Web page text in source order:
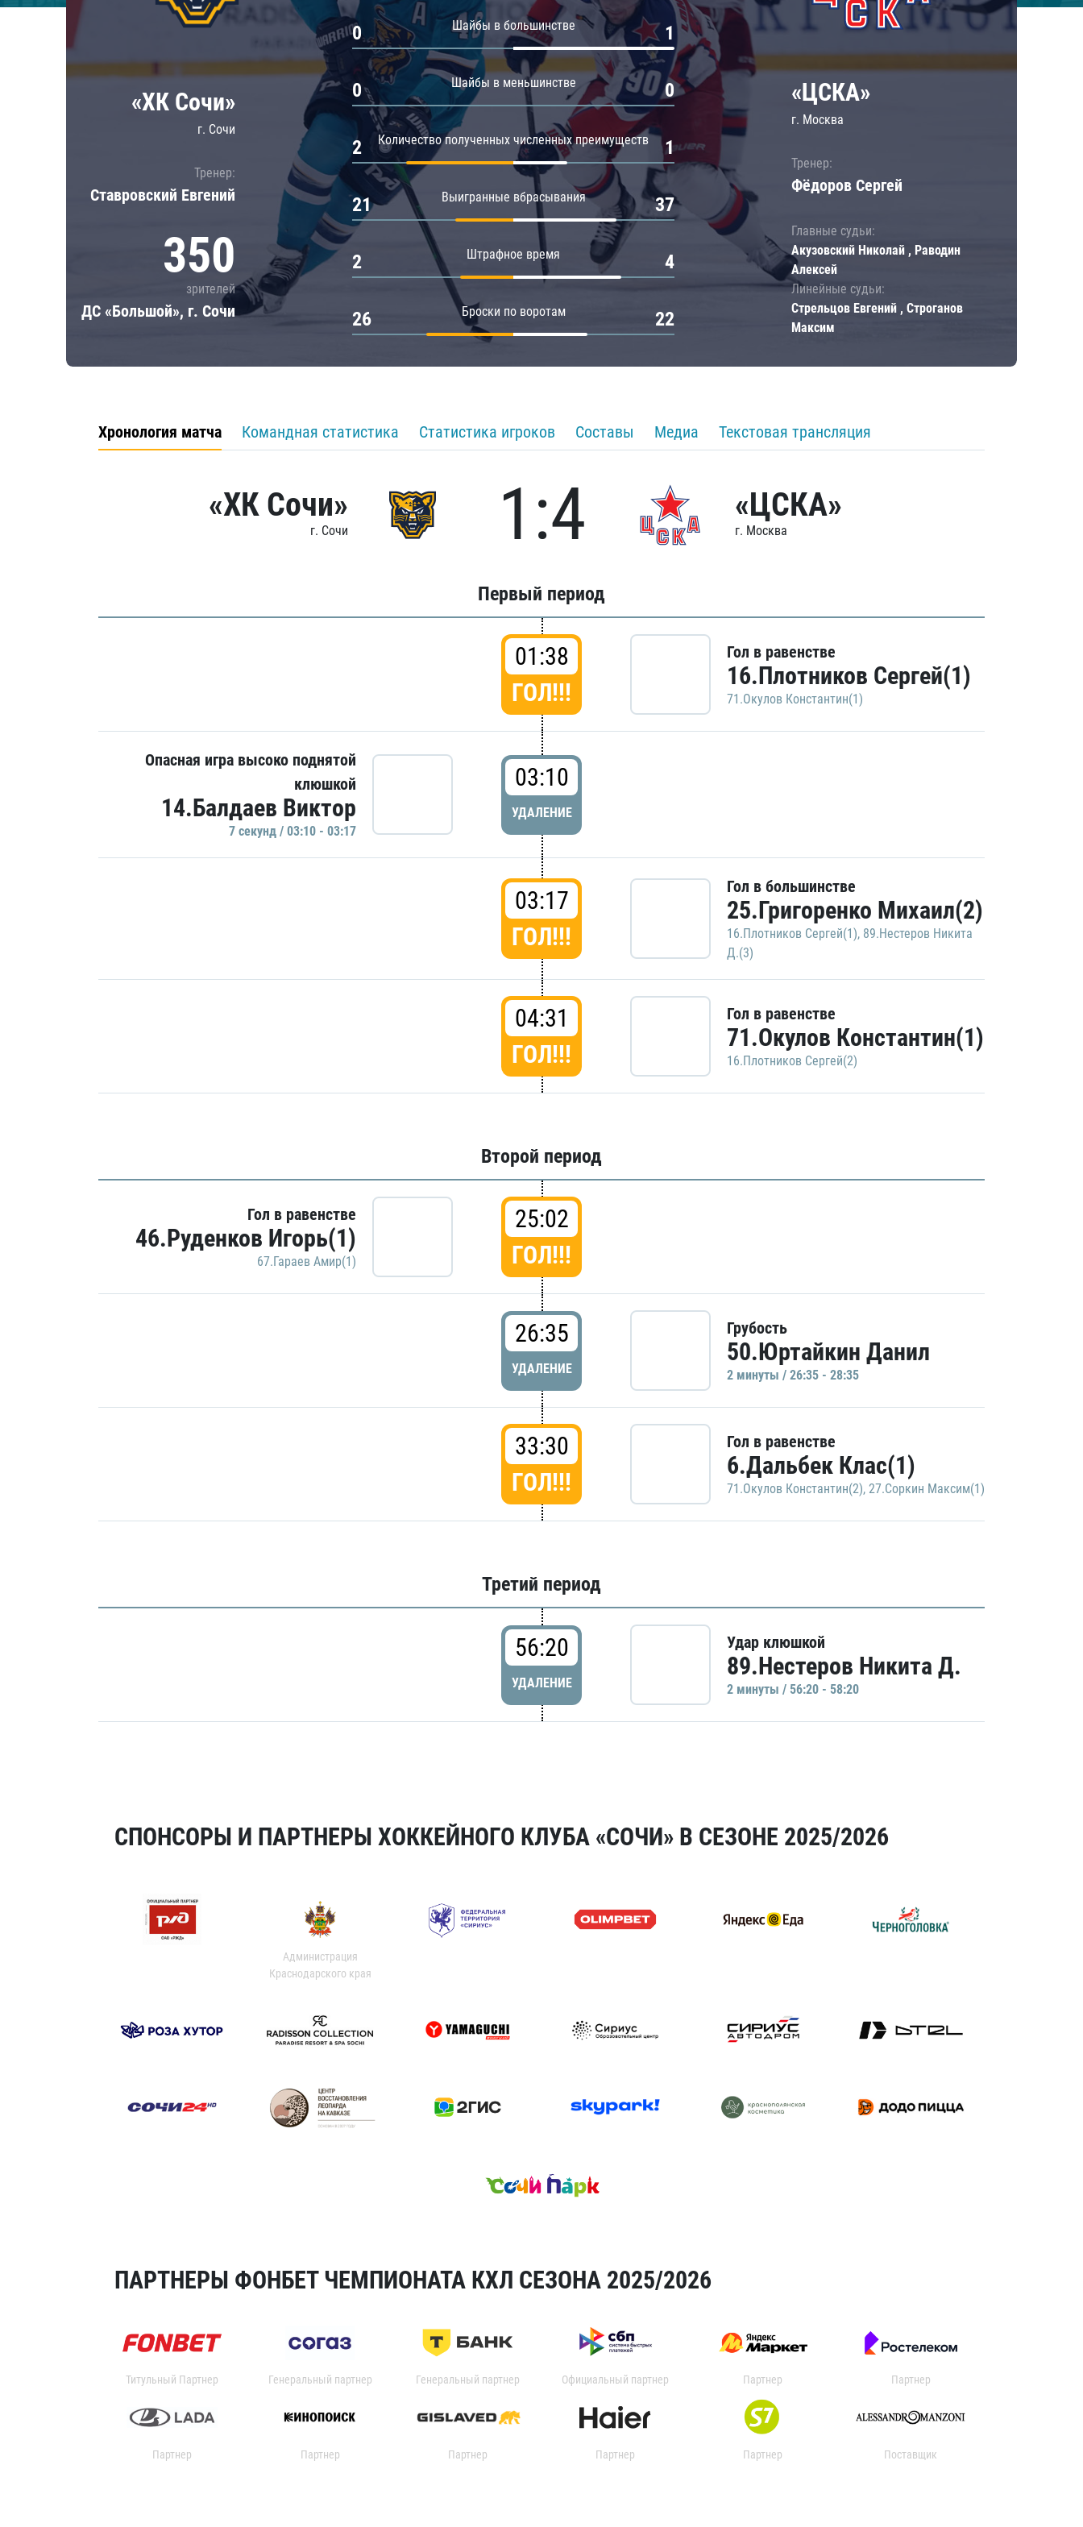
Локомотив
ЦСКА
Шанхайские Драконы
Амур
Барыс
Салават Юлаев
«ХК Сочи»
г. Сочи
Тренер:
Ставровский Евгений
350
зрителей
ДС «Большой», г. Сочи
Шайбы в большинстве
0 1
Шайбы в меньшинстве
0 0
Количество полученных численных преимуществ
2 1
Выигранные вбрасывания
21 37
Штрафное время
2 4
Броски по воротам
26 22
«ЦСКА»
г. Москва
Тренер:
Фёдоров Сергей
Главные судьи:
Акузовский Николай , Раводин
Алексей
Линейные судьи:
Стрельцов Евгений , Строганов
Максим
Хронология матча Командная статистика Статистика игроков Составы Медиа Текстовая трансляция
«ХК Сочи»
г. Сочи 1:4 «ЦСКА»
г. Москва
Первый период
01:38
ГОЛ!!!
Гол в равенстве
16.Плотников Сергей(1)
71.Окулов Константин(1)
Опасная игра высоко поднятой
клюшкой
14.Балдаев Виктор
7 секунд / 03:10 - 03:17
03:10
УДАЛЕНИЕ
03:17
ГОЛ!!!
Гол в большинстве
25.Григоренко Михаил(2)
16.Плотников Сергей(1), 89.Нестеров Никита
Д.(3)
04:31
ГОЛ!!!
Гол в равенстве
71.Окулов Константин(1)
16.Плотников Сергей(2)
Второй период
Гол в равенстве
46.Руденков Игорь(1)
67.Гараев Амир(1)
25:02
ГОЛ!!!
26:35
УДАЛЕНИЕ
Грубость
50.Юртайкин Данил
2 минуты / 26:35 - 28:35
33:30
ГОЛ!!!
Гол в равенстве
6.Дальбек Клас(1)
71.Окулов Константин(2), 27.Соркин Максим(1)
Третий период
56:20
УДАЛЕНИЕ
Удар клюшкой
89.Нестеров Никита Д.
2 минуты / 56:20 - 58:20
СПОНСОРЫ И ПАРТНЕРЫ ХОККЕЙНОГО КЛУБА «СОЧИ» В СЕЗОНЕ 2025/2026
Администрация
Краснодарского края
ПАРТНЕРЫ ФОНБЕТ ЧЕМПИОНАТА КХЛ СЕЗОНА 2025/2026
Титульный Партнер Генеральный партнер Генеральный партнер Официальный партнер Партнер Партнер
Партнер Партнер Партнер Партнер Партнер Поставщик